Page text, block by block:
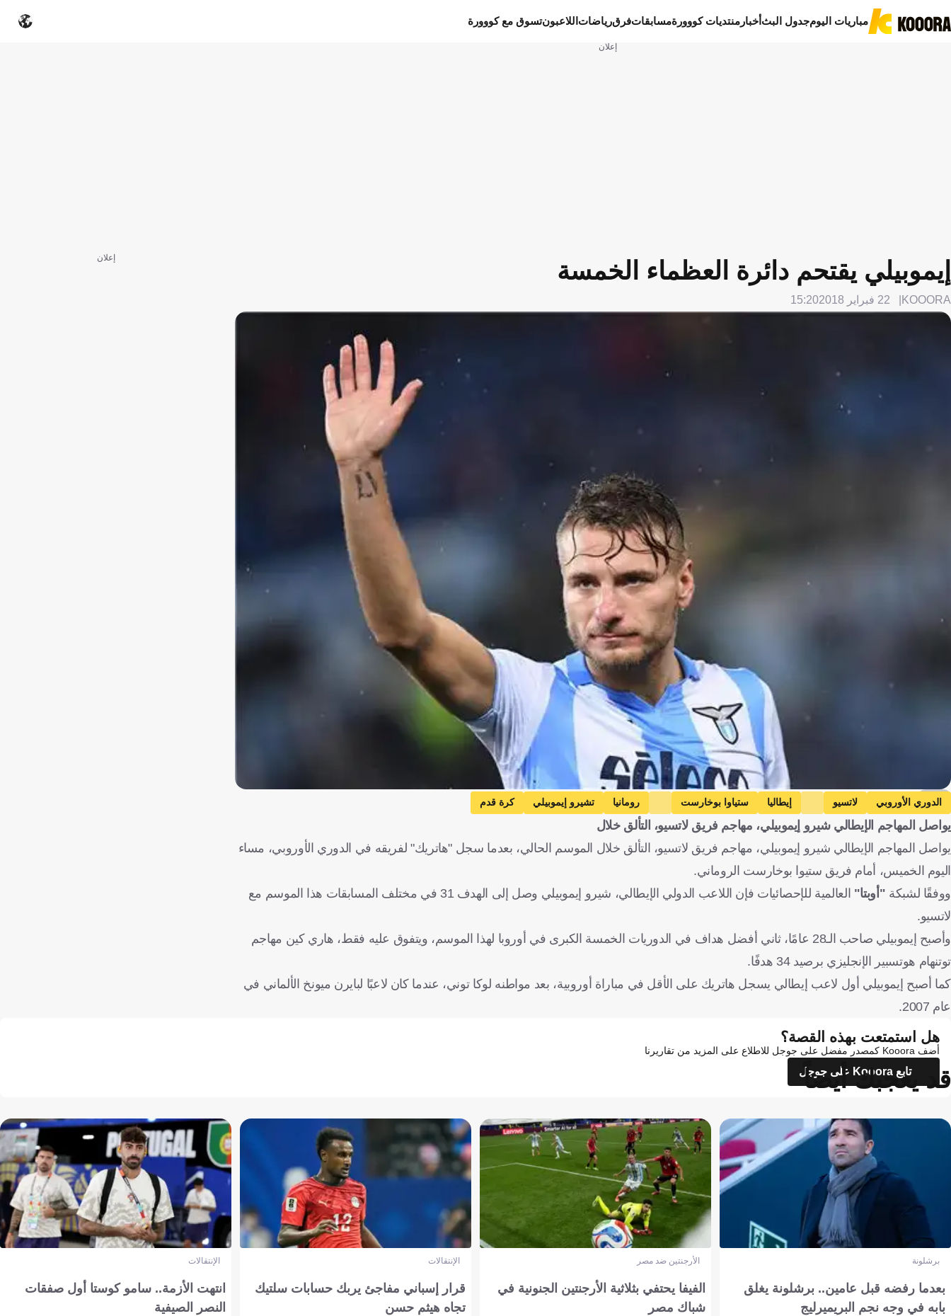
مباريات اليومجدول البثأخبار منتديات كووورةمسابقاتفرقرياضات اللاعبونتسوق مع كووورة
إعلان
إيموبيلي يقتحم دائرة العظماء الخمسة
KOOORA 22 فبراير 2018 15:20
EPA
الدوري الأوروبي لاتسيو إيطاليا ستياوا بوخارست رومانيا تشيرو إيموبيلي كرة قدم
يواصل المهاجم الإيطالي شيرو إيموبيلي، مهاجم فريق لاتسيو، التألق خلال
يواصل المهاجم الإيطالي شيرو إيموبيلي، مهاجم فريق لاتسيو، التألق خلال الموسم الحالي، بعدما سجل "هاتريك" لفريقه في الدوري الأوروبي، مساء
اليوم الخميس، أمام فريق ستيوا بوخارست الروماني.
ووفقًا لشبكة "أوبتا"
العالمية للإحصائيات فإن اللاعب الدولي الإيطالي، شيرو إيموبيلي وصل إلى الهدف 31 في مختلف المسابقات هذا الموسم مع
لاتسيو.
وأصبح إيموبيلي صاحب الـ28 عامًا، ثاني أفضل هداف في الدوريات الخمسة الكبرى في أوروبا لهذا الموسم، ويتفوق عليه فقط، هاري كين مهاجم
توتنهام هوتسبير الإنجليزي برصيد 34 هدفًا.
كما أصبح إيموبيلي أول لاعب إيطالي يسجل هاتريك على الأقل في مباراة أوروبية، بعد مواطنه لوكا توني، عندما كان لاعبًا لبايرن ميونخ الألماني في
عام 2007.
إعلان
هل استمتعت بهذه القصة؟
أضف Kooora كمصدر مفضل على جوجل للاطلاع على المزيد من تقاريرنا
تابع Kooora على جوجل
قد يعجبك أيضاً
برشلونة
بعدما رفضه قبل عامين.. برشلونة يغلق
بابه في وجه نجم البريميرليج
الأرجنتين ضد مصر
الفيفا يحتفي بثلاثية الأرجنتين الجنونية في
شباك مصر
الإنتقالات
قرار إسباني مفاجئ يربك حسابات سلتيك
تجاه هيثم حسن
الإنتقالات
انتهت الأزمة.. سامو كوستا أول صفقات
النصر الصيفية